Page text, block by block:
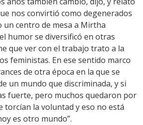
nos convirtió como degenerados
centro de mesa a Mirtha
humor se diversificó en otras
que ver con el trabajo trato a la
feministas. En ese sentido marco
de otra época en la que se
un mundo que discriminada, y si
fuerte, pero muchos quedaron por
torcían la voluntad y eso no está
es otro mundo”.